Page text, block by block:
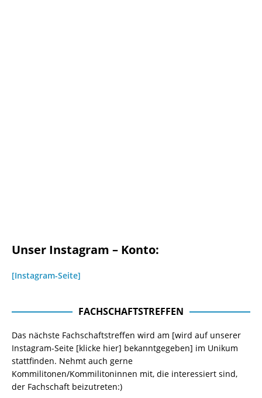
Unser Instagram – Konto:
[Instagram-Seite]
FACHSCHAFTSTREFFEN
Das nächste Fachschaftstreffen wird am [wird auf unserer
Instagram-Seite [klicke hier] bekanntgegeben] im Unikum
stattfinden. Nehmt auch gerne
Kommilitonen/Kommilitoninnen mit, die interessiert sind,
der Fachschaft beizutreten:)